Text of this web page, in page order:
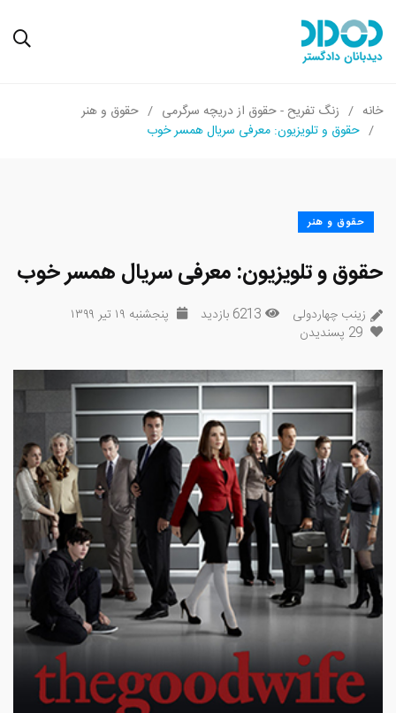
خانه زنگ تفریح - حقوق از دریچه سرگرمی
حقوق و هنر
حقوق و تلویزیون: معرفی سریال همسر خوب
حقوق و هنر
حقوق و تلویزیون: معرفی سریال همسر خوب
زینب چهاردولی 6213 بازدید
پنجشنبه ۱۹ تیر ۱۳۹۹
29 پسندیدن